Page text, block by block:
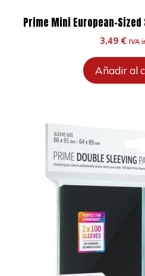
Prime Mini European-
3,49 € IVA
Añadir al